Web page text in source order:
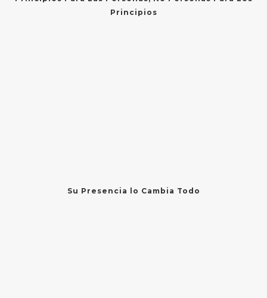
Principios
Su Presencia lo Cambia Todo